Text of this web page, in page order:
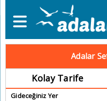
Adalar
Kolay Tarife
Gideceğiniz Yer